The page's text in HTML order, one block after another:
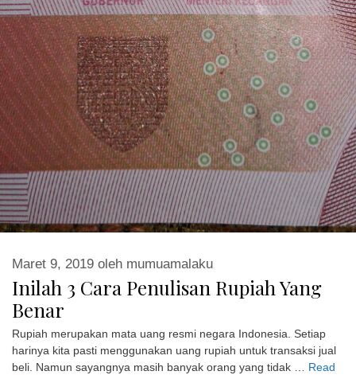
Inilah 3 Cara Penulisan Rupiah Yang
Benar
Maret 9, 2019 oleh mumuamalaku
Rupiah merupakan mata uang resmi negara Indonesia. Setiap
harinya kita pasti menggunakan uang rupiah untuk transaksi jual
beli. Namun sayangnya masih banyak orang yang tidak … Read